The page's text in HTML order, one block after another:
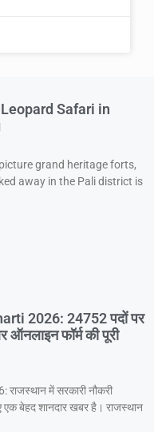
Safari in
grand heritage forts,
away in the Pali district is
2026: 24752 पदों पर
ऑनलाइन फॉर्म की पूरी
में सरकारी नौकरी
बेहद शानदार खबर है। राजस्थान